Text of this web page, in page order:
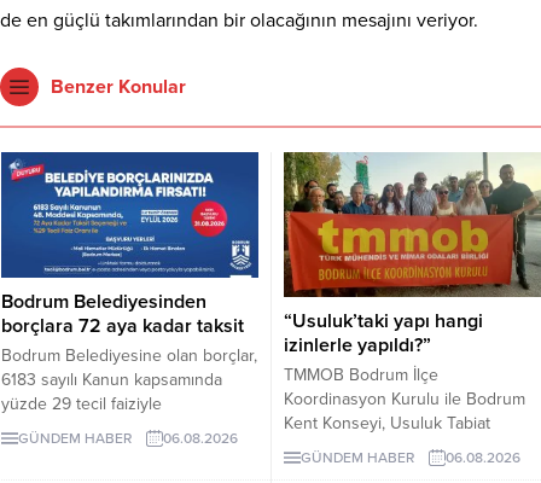
de en güçlü takımlarından bir olacağının mesajını veriyor.
Benzer Konular
Bodrum Belediyesinden
borçlara 72 aya kadar taksit
Bodrum Belediyesine olan borçlar,
6183 sayılı Kanun kapsamında
yüzde 29 tecil faiziyle
taksitlendirilebilecek. Gerçek
kişiler için 48 aya, belirli koşulları
GÜNDEM HABER 06.08.2026
“Usuluk’taki yapı hangi
izinlerle yapıldı?”
TMMOB Bodrum İlçe
Koordinasyon Kurulu ile Bodrum
Kent Konseyi, Usuluk Tabiat
Parkı’ndaki “flamingo yapısı” ve
diğer uygulamaların dayandığı
GÜNDEM HABER 06.08.2026